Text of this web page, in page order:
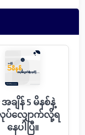
အချိန် 5 မိနစ်နဲ့
လျှောက်လို့ရ
နေပါပြီ။